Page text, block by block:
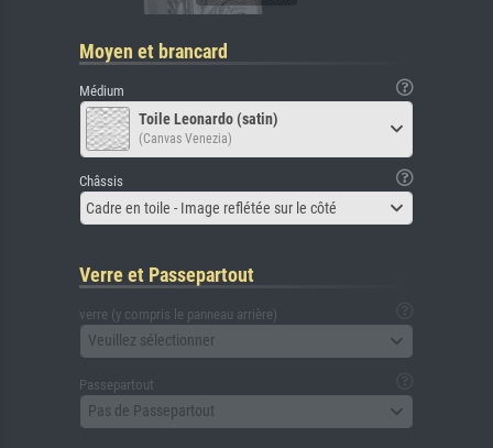
Moyen et brancard
Médium
Toile Leonardo (satin)
(Canvas Venezia)
Châssis
Cadre en toile - Image reflétée sur le côté
Verre et Passepartout
verre (y compris le panneau arrière)
Veuillez sélectionner
Passepartout
Pas de Passepartout